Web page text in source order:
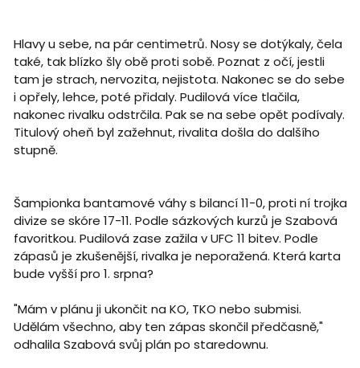
Hlavy u sebe, na pár centimetrů. Nosy se dotýkaly, čela
také, tak blízko šly obě proti sobě. Poznat z očí, jestli
tam je strach, nervozita, nejistota. Nakonec se do sebe
i opřely, lehce, poté přidaly. Pudilová více tlačila,
nakonec rivalku odstrčila. Pak se na sebe opět podívaly.
Titulový oheň byl zažehnut, rivalita došla do dalšího
stupně.
Šampionka bantamové váhy s bilancí 11-0, proti ní trojka
divize se skóre 17-11. Podle sázkových kurzů je Szabová
favoritkou. Pudilová zase zažila v UFC 11 bitev. Podle
zápasů je zkušenější, rivalka je neporažená. Která karta
bude vyšší pro 1. srpna?
"Mám v plánu ji ukončit na KO, TKO nebo submisi.
Udělám všechno, aby ten zápas skončil předčasně,"
odhalila Szabová svůj plán po staredownu.